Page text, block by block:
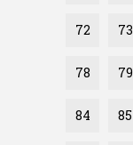
72 73
78 79
84 85